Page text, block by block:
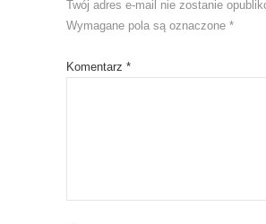
Twój adres e-mail nie zostanie
Wymagane pola są oznaczone *
Komentarz *